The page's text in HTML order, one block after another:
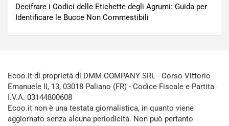
Decifrare i Codici delle Etichette degli Agrumi: Guida per
Identificare le Bucce Non Commestibili
Ecoo.it di proprietà di DMM COMPANY SRL - Corso Vittorio
Emanuele II, 13, 03018 Paliano (FR) - Codice Fiscale e Partita
I.V.A. 03144800608
Ecoo.it non è una testata giornalistica, in quanto viene
aggiornato senza alcuna periodicità. Non può pertanto